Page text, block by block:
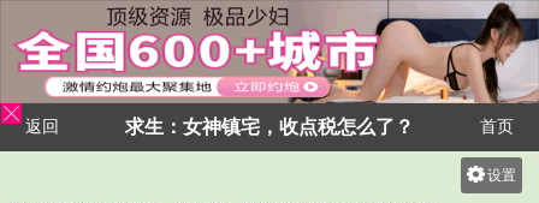
返回 求生：女神镇宅，收点税怎么了？ 首页
设置